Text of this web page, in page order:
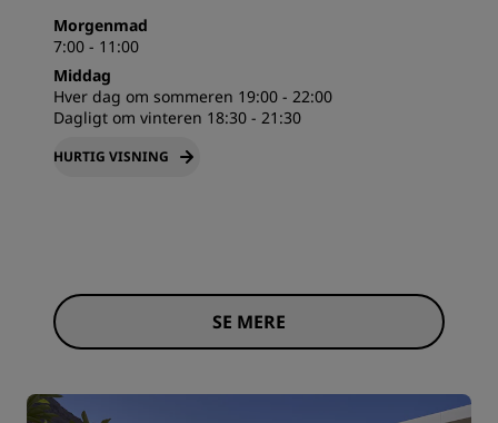
Morgenmad
7:00 - 11:00
Middag
Hver dag om sommeren 19:00 - 22:00
Dagligt om vinteren 18:30 - 21:30
HURTIG VISNING
SE MERE